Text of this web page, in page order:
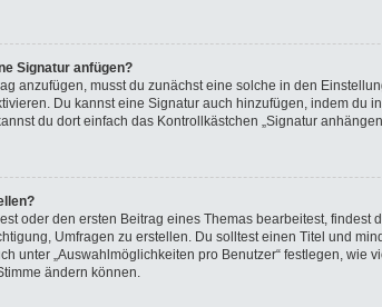
Signatur anfügen?
anzufügen, musst du zunächst eine solche in den
Du kannst eine Signatur auch hinzufügen, indem
du dort einfach das Kontrollkästchen „Signatur
oder den ersten Beitrag eines Themas bearbeitest,
Umfragen zu erstellen. Du solltest einen Titel und
unter „Auswahlmöglichkeiten pro Benutzer“ festlegen,
ändern können.